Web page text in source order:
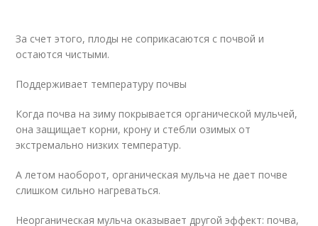
За счет этого, плоды не соприкасаются с почвой и
остаются чистыми.
Поддерживает температуру почвы
Когда почва на зиму покрывается органической мульчей,
она защищает корни, крону и стебли озимых от
экстремально низких температур.
А летом наоборот, органическая мульча не дает почве
слишком сильно нагреваться.
Неорганическая мульча оказывает другой эффект: почва,